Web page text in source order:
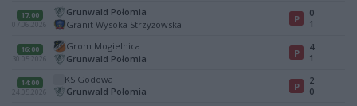
17:00
07.06.2026
Grunwald Połomia
Granit Wysoka Strzyżowska
P
0
1
16:00
30.05.2026
Grom Mogielnica
Grunwald Połomia
P
4
1
14:00
24.05.2026
KS Godowa
Grunwald Połomia
P
2
0